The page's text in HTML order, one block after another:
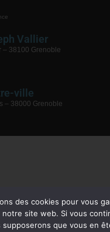
Vallier
– 38100 Grenoble
ville
– 38000 Grenoble
des cookies pour vous
site web. Si vous
supposerons que vous en